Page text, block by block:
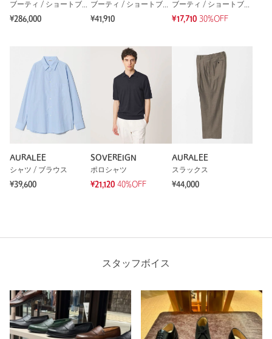
ブーティ / ショートブーツ
¥286,000
ブーティ / ショートブーツ
¥41,910
ブーティ / ショートブーツ
¥17,710 30%OFF
AURALEE
シャツ / ブラウス
¥39,600
SOVEREIGN
ポロシャツ
¥21,120 40%OFF
AURALEE
スラックス
¥44,000
スタッフボイス